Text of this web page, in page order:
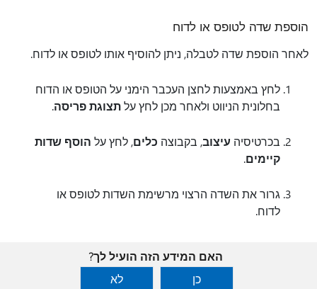
הוספת שדה לטופס או לדוח
לאחר הוספת שדה לטבלה, ניתן להוסיף אותו לטופס או לדוח.
לחץ באמצעות לחצן העכבר הימני על הטופס או הדוח
בחלונית הניווט ולאחר מכן לחץ עלתצוגת פריסה.
בכרטיסיה עיצוב, בקבוצה כלים, לחץ על הוסף שדות
קיימים.
גרור את השדה הרצוי מרשימת השדות לטופס או
לדוח.
האם המידע הזה הועיל לך?
כן
לא